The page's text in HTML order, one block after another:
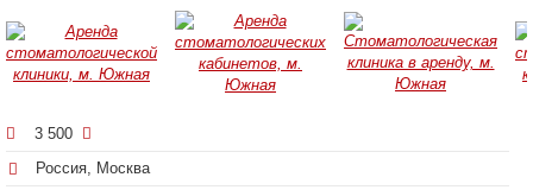
3 500
Россия, Москва